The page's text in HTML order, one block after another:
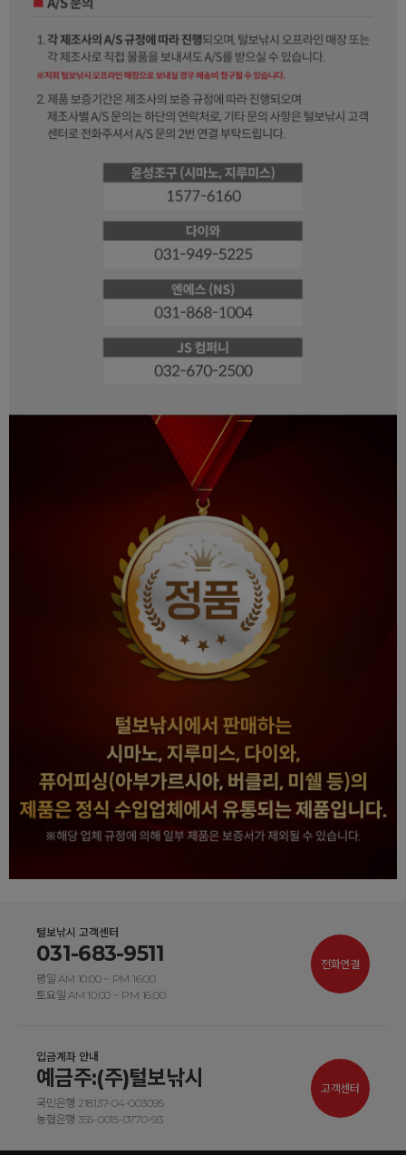
털보낚시 고객센터
031-683-9511
평일 AM 10:00 ~ PM 16:00
토요일 AM 10:00 ~ PM 16:00
전화연결
입금계좌 안내
예금주:(주)털보낚시
국민은행 218137-04-003095
농협은행 355-0015-0770-93
고객센터